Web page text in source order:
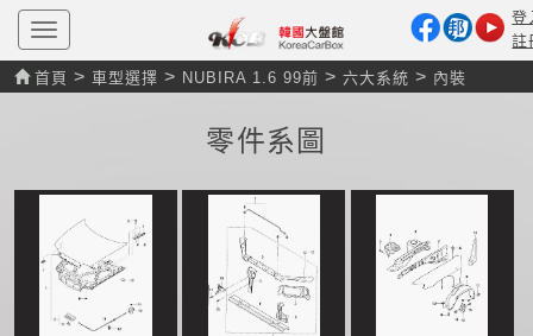
T
o
g
g
i
t
i
o
登
註
首頁 > 車型選擇 > NUBIRA 1.6 99前 > 六大系統 > 內裝
零件系圖